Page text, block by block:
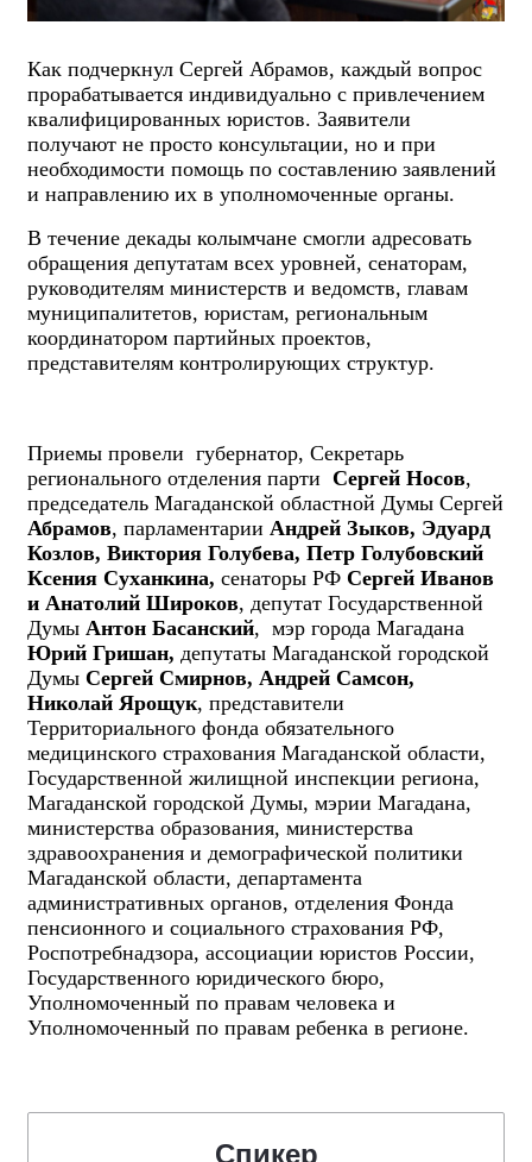
Как подчеркнул Сергей Абрамов, каждый вопрос
прорабатывается индивидуально с привлечением
квалифицированных юристов. Заявители
получают не просто консультации, но и при
необходимости помощь по составлению заявлений
и направлению их в уполномоченные органы.
В течение декады колымчане смогли адресовать
обращения депутатам всех уровней, сенаторам,
руководителям министерств и ведомств, главам
муниципалитетов, юристам, региональным
координатором партийных проектов,
представителям контролирующих структур.
Приемы провели губернатор, Секретарь
регионального отделения парти Сергей Носов,
председатель Магаданской областной Думы Сергей
Абрамов, парламентарии Андрей Зыков, Эдуард
Козлов, Виктория Голубева, Петр Голубовский
Ксения Суханкина, сенаторы РФ Сергей Иванов
и Анатолий Широков, депутат Государственной
Думы Антон Басанский, мэр города Магадана
Юрий Гришан, депутаты Магаданской городской
Думы Сергей Смирнов, Андрей Самсон,
Николай Ярощук, представители
Территориального фонда обязательного
медицинского страхования Магаданской области,
Государственной жилищной инспекции региона,
Магаданской городской Думы, мэрии Магадана,
министерства образования, министерства
здравоохранения и демографической политики
Магаданской области, департамента
административных органов, отделения Фонда
пенсионного и социального страхования РФ,
Роспотребнадзора, ассоциации юристов России,
Государственного юридического бюро,
Уполномоченный по правам человека и
Уполномоченный по правам ребенка в регионе.
Спикер